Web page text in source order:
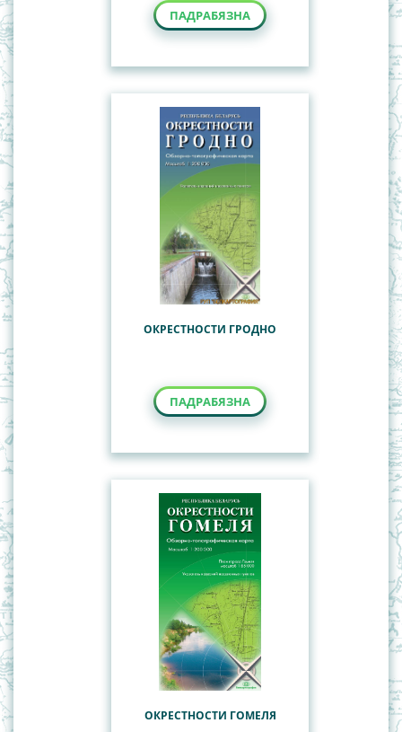
ПАДРАБЯЗНА
ОКРЕСТНОСТИ ГРОДНО
ПАДРАБЯЗНА
ОКРЕСТНОСТИ ГОМЕЛЯ